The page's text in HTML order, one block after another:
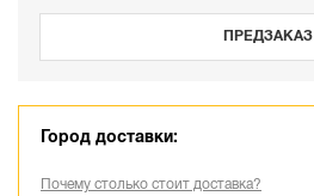
ПРЕДЗАКАЗ
Город доставки:
Почему столько стоит доставка?